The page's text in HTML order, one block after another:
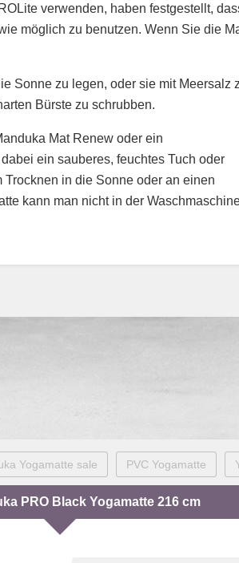
verwenden, haben festgestellt,
möglich zu benutzen. Wenn Sie die
Sonne zu legen, oder sie mit Meersalz
Bürste zu schrubben.
Mat Renew oder ein
ein sauberes, feuchtes Tuch oder
in die Sonne oder an einen
kann man nicht in der
Yogamatte sale PVC Yogamatte
PRO Black Yogamatte 216 cm